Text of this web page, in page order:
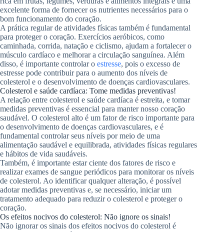
excelente forma de fornecer os nutrientes necessários para o
bom funcionamento do coração.
A prática regular de atividades físicas também é fundamental
para proteger o coração. Exercícios aeróbicos, como
caminhada, corrida, natação e ciclismo, ajudam a fortalecer o
músculo cardíaco e melhorar a circulação sanguínea. Além
disso, é importante controlar o estresse, pois o excesso de
estresse pode contribuir para o aumento dos níveis de
colesterol e o desenvolvimento de doenças cardiovasculares.
Colesterol e saúde cardíaca: Tome medidas preventivas!
A relação entre colesterol e saúde cardíaca é estreita, e tomar
medidas preventivas é essencial para manter nosso coração
saudável. O colesterol alto é um fator de risco importante para
o desenvolvimento de doenças cardiovasculares, e é
fundamental controlar seus níveis por meio de uma
alimentação saudável e equilibrada, atividades físicas regulares
e hábitos de vida saudáveis.
Também, é importante estar ciente dos fatores de risco e
realizar exames de sangue periódicos para monitorar os níveis
de colesterol. Ao identificar qualquer alteração, é possível
adotar medidas preventivas e, se necessário, iniciar um
tratamento adequado para reduzir o colesterol e proteger o
coração.
Os efeitos nocivos do colesterol: Não ignore os sinais!
Não ignorar os sinais dos efeitos nocivos do colesterol é